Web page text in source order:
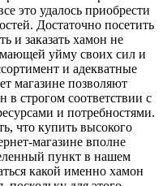
это удалось приобрести
Достаточно посетить
и заказать хамон не
уйму своих сил и
и адекватные
магазине позволяют
в строгом соответствии с
и потребностями.
что купить высокого
магазине вполне
пункт в нашем
какой именно хамон